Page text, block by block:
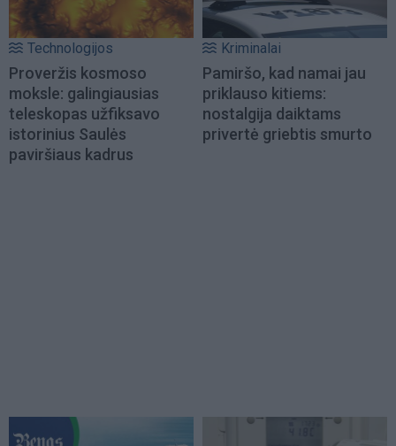
Technologijos
Proveržis kosmoso
moksle: galingiausias
teleskopas užfiksavo
istorinius Saulės
paviršiaus kadrus
Kriminalai
Pamiršo, kad namai jau
priklauso kitiems:
nostalgija daiktams
privertė griebtis smurto